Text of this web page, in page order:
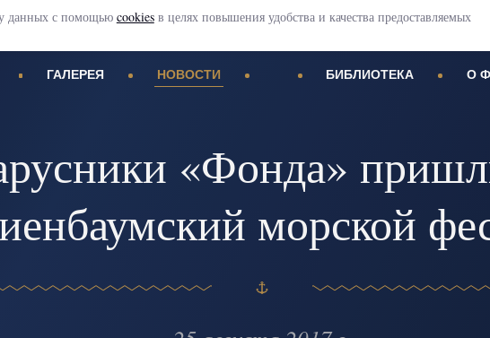
ГАЛЕРЕЯ НОВОСТИ БИБЛИОТЕКА О
«Фонда»
морской
данных с помощью cookiesв целях повышения удобства и качества предоставляемых